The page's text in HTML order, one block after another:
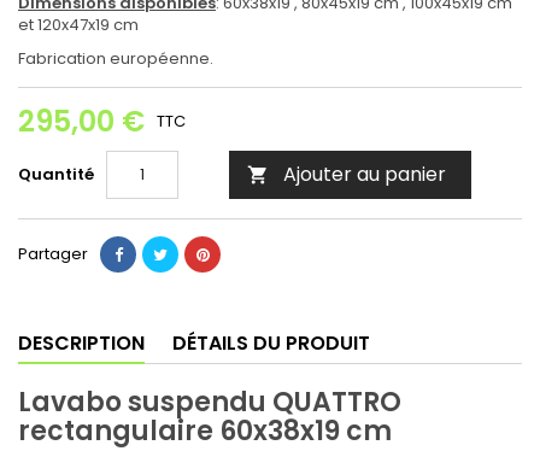
et 120x47x19 cm
Fabrication européenne.
295,00 € TTC
Quantité  Ajouter au panier
Partager
DESCRIPTION DÉTAILS DU PRODUIT
Lavabo suspendu QUATTRO
rectangulaire 60x38x19 cm